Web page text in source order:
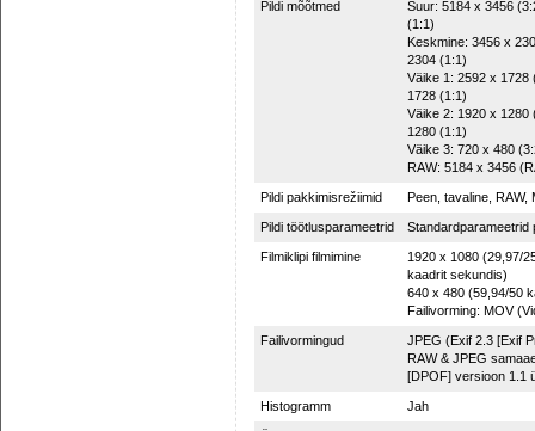
Pildi mõõtmed
Suur: 5184 x 3456
(1:1)
Keskmine: 3456 x
2304 (1:1)
Väike 1: 2592 x 1728
1728 (1:1)
Väike 2: 1920 x 1280
1280 (1:1)
Väike 3: 720 x 480
RAW: 5184 x 3456
Pildi pakkimisrežiimid Peen, tavaline, RAW,
Pildi töötlusparameetrid Standardparameetrid
Filmiklipi filmimine
1920 x 1080 (29,97/
kaadrit sekundis)
640 x 480 (59,94/50
Failivorming: MOV
Failivormingud
JPEG (Exif 2.3 [Exif
RAW & JPEG
[DPOF] versioon 1.1
Histogramm Jah